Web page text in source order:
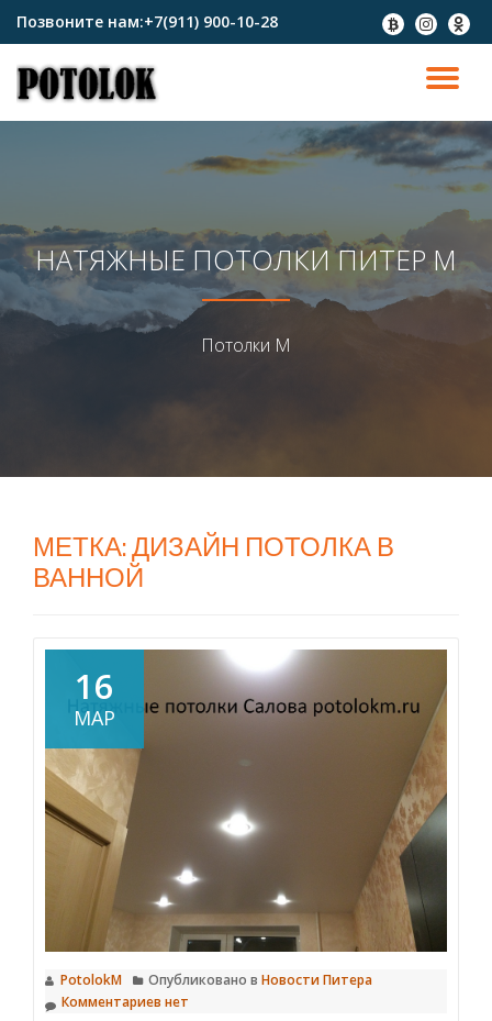
содержимому
Позвоните нам:+7(911) 900-10-28
fa-
btc
fa-
instagram
fa-
НАТЯЖНЫЕ ПОТОЛКИ ПИТЕР М
Потолки М
МЕТКА:ДИЗАЙН ПОТОЛКА В
ВАННОЙ
16
МАР
PotolokM Опубликовано в Новости Питера
Комментариев нет